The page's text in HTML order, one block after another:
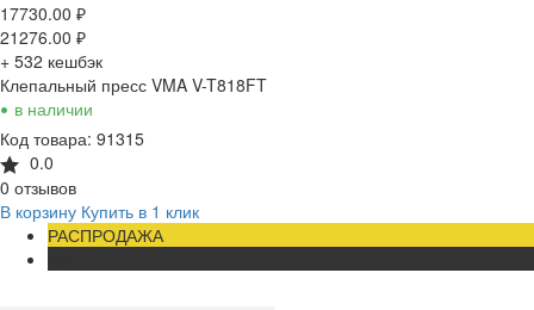
17730.00 ₽
21276.00 ₽
+ 532 кешбэк
Клепальный пресс VMA V-T818FT
• в наличии
Код товара: 91315
0.0
0 отзывов
В корзину Купить в 1 клик
РАСПРОДАЖА